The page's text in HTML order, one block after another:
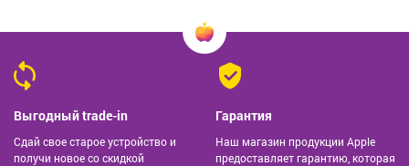
Выгодный trade-in
Сдай свое старое устройство и
получи новое со скидкой
Гарантия
Наш магазин продукции Apple
предоставляет гарантию, которая